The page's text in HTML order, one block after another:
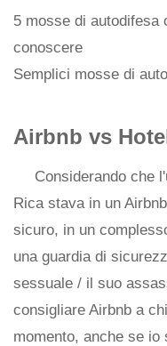
5 mosse di autodifesa
conoscere
Semplici mosse di
Airbnb vs
Considerando che
Rica stava in un
sicuro, in un
una guardia di
sessuale / il suo
consigliare Airbnb a
momento, anche se io